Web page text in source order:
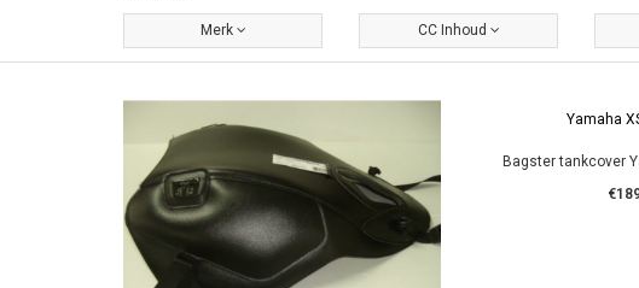
Merk CC Inhoud
Yamaha
Bagster tankcover